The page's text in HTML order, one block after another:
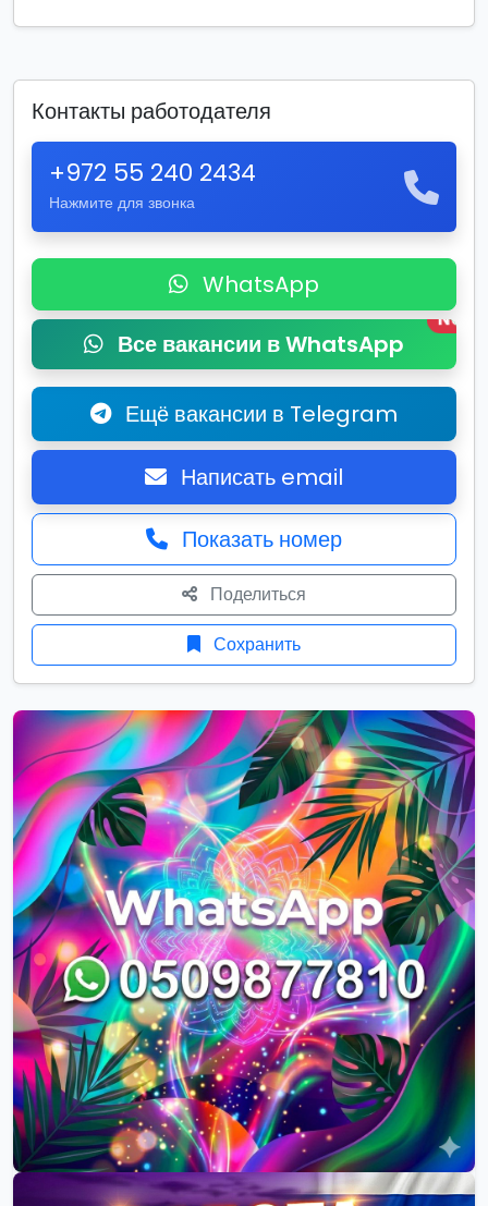
Контакты работодателя
+972 55 240 2434
Нажмите для звонка
WhatsApp
Все вакансии в WhatsApp
New
Ещё вакансии в Telegram
Написать email
Показать номер
Поделиться
Сохранить